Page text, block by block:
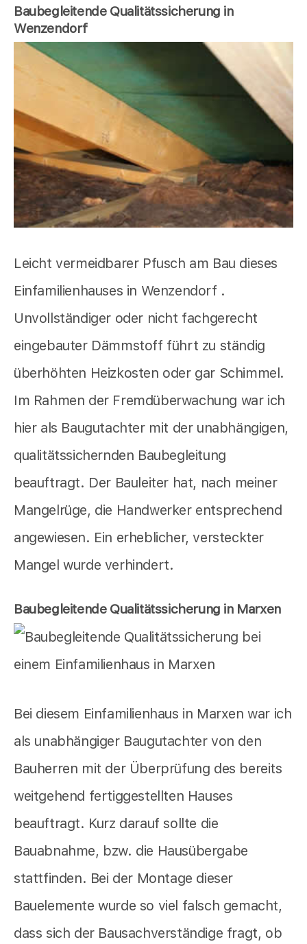
Baubegleitende Qualitätssicherung in
Wenzendorf
Leicht vermeidbarer Pfusch am Bau dieses
Einfamilienhauses in Wenzendorf .
Unvollständiger oder nicht fachgerecht
eingebauter Dämmstoff führt zu ständig
überhöhten Heizkosten oder gar Schimmel.
Im Rahmen der Fremdüberwachung war ich
hier als Baugutachter mit der unabhängigen,
qualitätssichernden Baubegleitung
beauftragt. Der Bauleiter hat, nach meiner
Mangelrüge, die Handwerker entsprechend
angewiesen. Ein erheblicher, versteckter
Mangel wurde verhindert.
Baubegleitende Qualitätssicherung in Marxen
Bei diesem Einfamilienhaus in Marxen war ich
als unabhängiger Baugutachter von den
Bauherren mit der Überprüfung des bereits
weitgehend fertiggestellten Hauses
beauftragt. Kurz darauf sollte die
Bauabnahme, bzw. die Hausübergabe
stattfinden. Bei der Montage dieser
Bauelemente wurde so viel falsch gemacht,
dass sich der Bausachverständige fragt, ob